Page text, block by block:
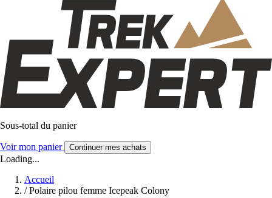
Sous-total du panier
Voir mon panier Continuer mes achats
Loading...
Accueil
/ Polaire pilou femme Icepeak Colony